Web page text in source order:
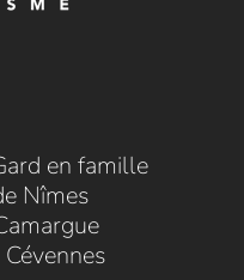
en famille
Nîmes